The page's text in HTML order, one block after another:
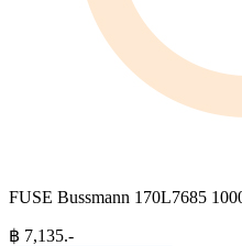
FUSE Bussmann 170L7685
฿ 7,135.-